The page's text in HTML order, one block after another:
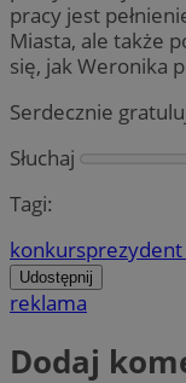
pracy jest
Miasta, ale także
się, jak Weronika
Serdecznie
Słuchaj
Tagi:
konkurs
Udostępnij
reklama
Dodaj